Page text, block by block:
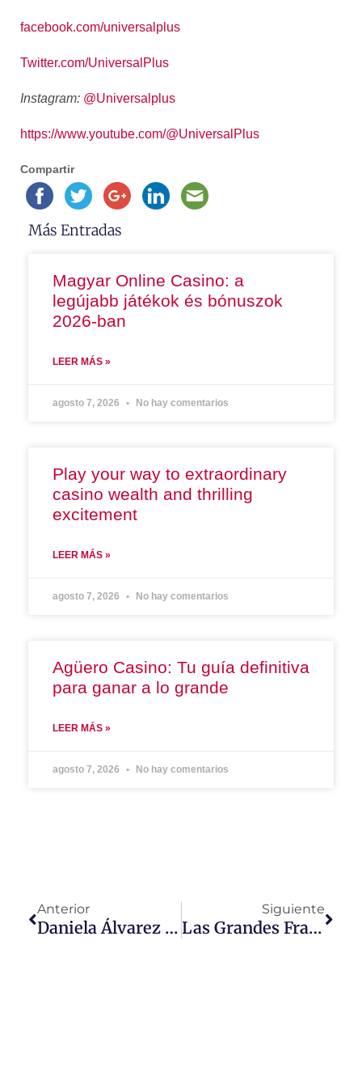
facebook.com/universalplus
Twitter.com/UniversalPlus
Instagram: @Universalplus
https://www.youtube.com/@UniversalPlus
Compartir
Más Entradas
Magyar Online Casino: a
legújabb játékok és bónuszok
2026-ban
LEER MÁS »
agosto 7, 2026 No hay comentarios
Play your way to extraordinary
casino wealth and thrilling
excitement
LEER MÁS »
agosto 7, 2026 No hay comentarios
Agüero Casino: Tu guía definitiva
para ganar a lo grande
LEER MÁS »
agosto 7, 2026 No hay comentarios
Anterior
Daniela Álvarez Comienza El Rodaje De Escuela Imparables
Siguiente
Las Grandes Franquicias De Dick Wolf Se Despiden De Universal TV